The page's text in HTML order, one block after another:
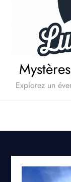
Explorez un